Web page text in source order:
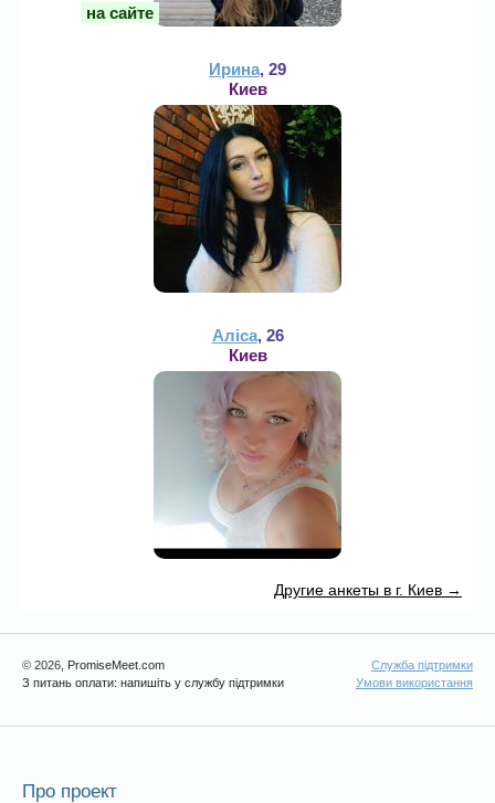
на сайте
Ирина, 29
Киев
Аліса, 26
Киев
Другие анкеты в г. Киев →
Служба підтримки
Умови використання
© 2026 , PromiseMeet.com
З питань оплати: напишіть у службу підтримки
Про проект